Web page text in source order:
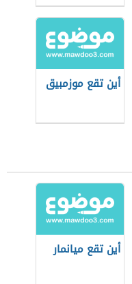
أين تقع موزمبيق
أين تقع ميانمار